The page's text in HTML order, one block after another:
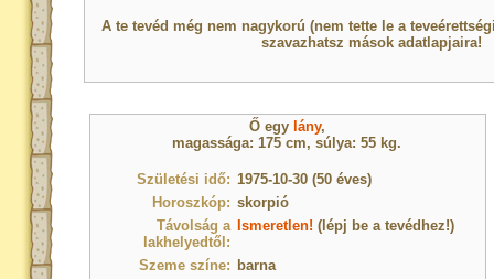
A te tevéd még nem nagykorú (nem tette le a
szavazhatsz mások adatlapjaira!
Ő egy lány,
magassága: 175 cm, súlya: 55 kg.
Születési idő: 1975-10-30 (50 éves)
Horoszkóp: skorpió
Távolság a
lakhelyedtől:
Ismeretlen! (lépj be a tevédhez!)
Szeme színe: barna